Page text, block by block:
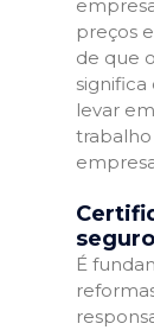
preços
de que
levar
seguro
É